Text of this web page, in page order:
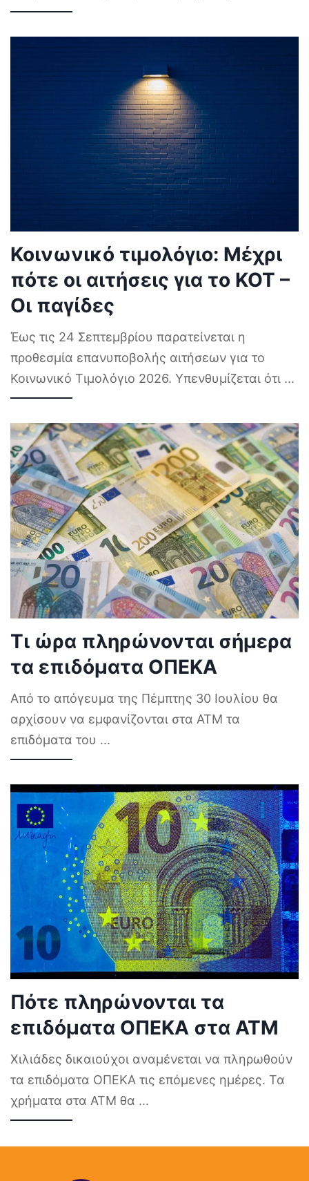
Κοινωνικό τιμολόγιο: Μέχρι
πότε οι αιτήσεις για το ΚΟΤ –
Οι παγίδες
Έως τις 24 Σεπτεμβρίου παρατείνεται η
προθεσμία επανυποβολής αιτήσεων για το
Κοινωνικό Τιμολόγιο 2026. Υπενθυμίζεται ότι ...
Τι ώρα πληρώνονται σήμερα
τα επιδόματα ΟΠΕΚΑ
Από το απόγευμα της Πέμπτης 30 Ιουλίου θα
αρχίσουν να εμφανίζονται στα ΑΤΜ τα
επιδόματα του ...
Πότε πληρώνονται τα
επιδόματα ΟΠΕΚΑ στα ΑΤΜ
Χιλιάδες δικαιούχοι αναμένεται να πληρωθούν
τα επιδόματα ΟΠΕΚΑ τις επόμενες ημέρες. Τα
χρήματα στα ΑΤΜ θα ...